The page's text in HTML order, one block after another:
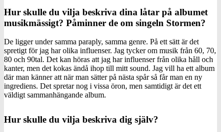
Hur skulle du vilja beskriva dina låtar på albumet
musikmässigt? Påminner de om singeln Stormen?
De ligger under samma paraply, samma genre. På ett sätt är det
spretigt för jag har olika influenser. Jag tycker om musik från 60, 70,
80 och 90tal. Det kan höras att jag har influenser från olika håll och
kanter, men det kokas ändå ihop till mitt sound. Jag vill ha ett album
där man känner att när man sätter på nästa spår så får man en ny
ingrediens. Det spretar nog i vissa öron, men samtidigt är det ett
väldigt sammanhängande album.
Hur skulle du vilja beskriva dig själv?